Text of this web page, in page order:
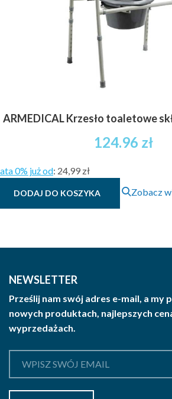
ARMEDICAL Krzesło toaletowe
124.96 zł
0% już od: 24,99 zł
DODAJ DO KOSZYKA Zobacz
NEWSLETTER
Prześlij nam swój adres e-mail, a my
nowych produktach, najlepszych
wyprzedażach.